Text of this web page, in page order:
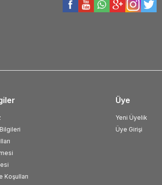
Koşulları
Üye
Yeni Üyelik
Üye Girişi